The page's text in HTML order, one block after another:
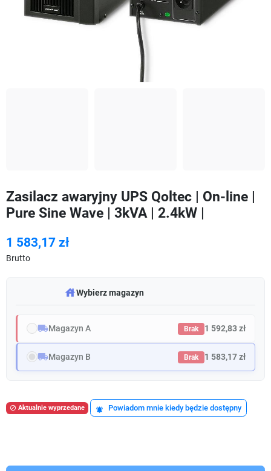
Zasilacz awaryjny UPS Qoltec | On-line |
Pure Sine Wave | 3kVA | 2.4kW |
1 583,17 zł
Brutto
warehouseWybierz magazyn
local_shippingMagazyn A Brak 1 592,83 zł
local_shippingMagazyn B Brak 1 583,17 zł
 Aktualnie wyprzedane notifications_active Powiadom mnie kiedy będzie dostępny